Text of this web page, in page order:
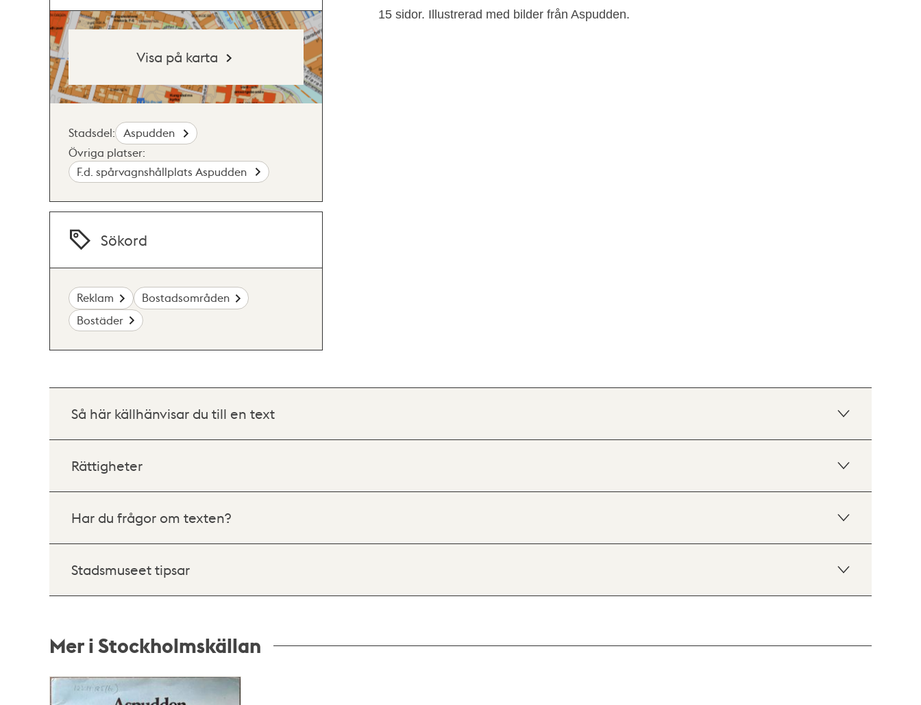
15 sidor. Illustrerad med bilder från Aspudden.
Visa på karta
Stadsdel:
Aspudden
Övriga platser:
F.d. spårvagnshållplats Aspudden
Sökord
Reklam
Bostadsområden
Bostäder
Så här källhänvisar du till en text
Rättigheter
Har du frågor om texten?
Stadsmuseet tipsar
Mer i Stockholmskällan
Relaterade